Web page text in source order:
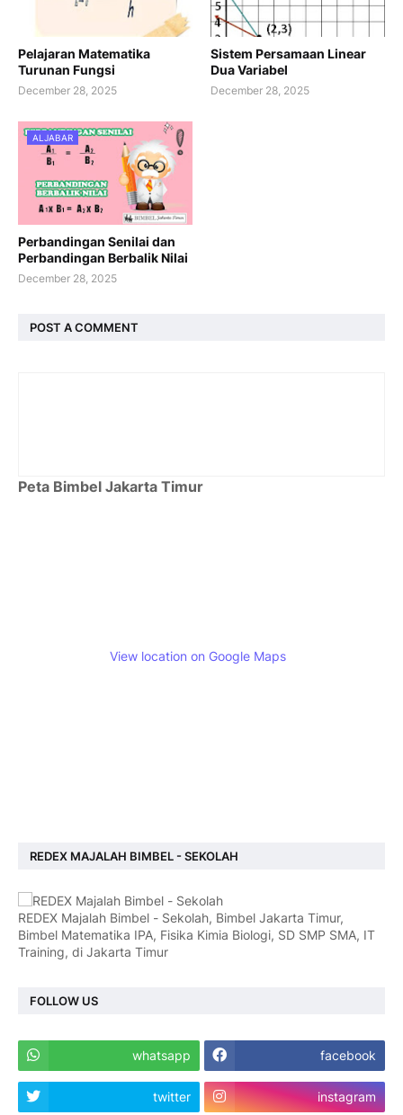
Pelajaran Matematika
Turunan Fungsi
December 28, 2025
Sistem Persamaan Linear
Dua Variabel
December 28, 2025
ALJABAR
Perbandingan Senilai dan
Perbandingan Berbalik Nilai
December 28, 2025
POST A COMMENT
Peta Bimbel Jakarta Timur
View location on Google Maps
REDEX MAJALAH BIMBEL - SEKOLAH
REDEX Majalah Bimbel - Sekolah, Bimbel Jakarta Timur,
Bimbel Matematika IPA, Fisika Kimia Biologi, SD SMP SMA, IT
Training, di Jakarta Timur
FOLLOW US
whatsapp facebook
twitter instagram